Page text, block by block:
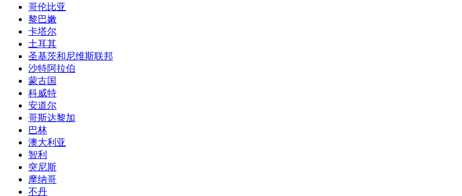
哥伦比亚
黎巴嫩
卡塔尔
土耳其
圣基茨和尼维斯联邦
沙特阿拉伯
蒙古国
科威特
安道尔
哥斯达黎加
巴林
澳大利亚
智利
突尼斯
摩纳哥
不丹